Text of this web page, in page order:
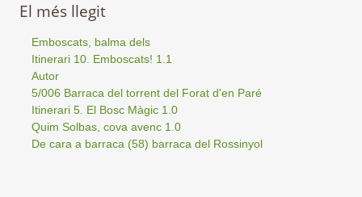
El més llegit
Emboscats, balma dels
Itinerari 10. Emboscats! 1.1
Autor
5/006 Barraca del torrent del Forat d'en Paré
Itinerari 5. El Bosc Màgic 1.0
Quim Solbas, cova avenc 1.0
De cara a barraca (58) barraca del Rossinyol